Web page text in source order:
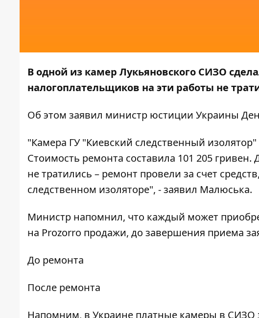
В одной из камер Лукьяновского СИЗО
налогоплательщиков на эти работы не
Об этом заявил министр юстиции Украины
"Камера ГУ "Киевский следственный
Стоимость ремонта составила 101 205
не тратились – ремонт провели за счет
следственном изоляторе", - заявил Малюська.
Министр напомнил, что каждый может
на Prozorro продажи, до завершения приема
До ремонта
После ремонта
Напомним, в Украине платные камеры в СИЗО